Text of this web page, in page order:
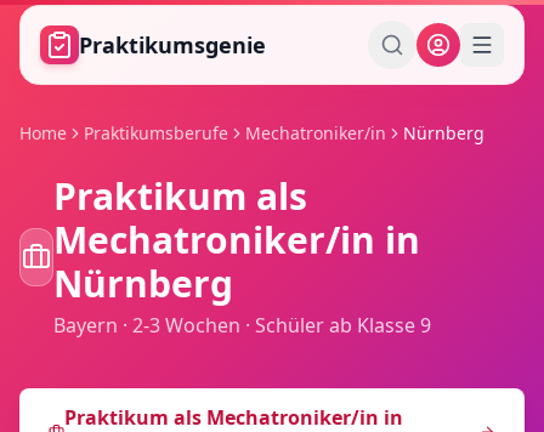
Zum Hauptinhalt springen
Praktikumsgenie
Home Praktikumsberufe Mechatroniker/in Nürnberg
Praktikum als
Mechatroniker/in in
Nürnberg
Bayern ·2-3 Wochen ·Schüler ab Klasse 9
Praktikum als Mechatroniker/in in